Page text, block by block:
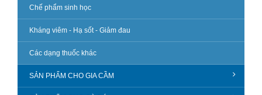
Chế phẩm sinh học
Kháng viêm - Hạ sốt - Giảm đau
Các dạng thuốc khác
SẢN PHẨM CHO GIA CẦM